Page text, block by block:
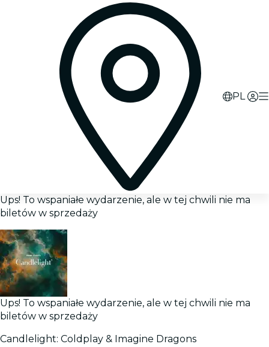
PL
Ups! To wspaniałe wydarzenie, ale w tej chwili nie ma
biletów w sprzedaży
Ups! To wspaniałe wydarzenie, ale w tej chwili nie ma
biletów w sprzedaży
Candlelight: Coldplay & Imagine Dragons